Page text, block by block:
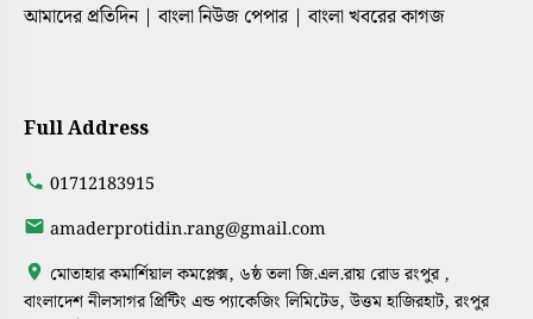
আমাদের প্রতিদিন | বাংলা নিউজ পেপার | বাংলা খবরের কাগজ
Full Address
01712183915
amaderprotidin.rang@gmail.com
মোতাহার কমার্শিয়াল কমপ্লেক্স, ৬ষ্ঠ তলা জি.এল.রায় রোড রংপুর ,
বাংলাদেশ নীলসাগর প্রিন্টিং এন্ড প্যাকেজিং লিমিটেড, উত্তম হাজিরহাট, রংপুর